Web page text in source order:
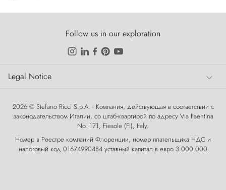
Follow us in our exploration
Legal Notice
Legal Notice
2026 © Stefano Ricci S.p.A. - Компания, действующая в соответствии с
законодательством Италии, со штаб-квартирой по адресу Via Faentina
No. 171, Fiesole (FI), Italy.
Номер в Реестре компаний Флоренции, номер плательщика НДС и
налоговый код 01674990484 уставный капитал в евро 3.000.000